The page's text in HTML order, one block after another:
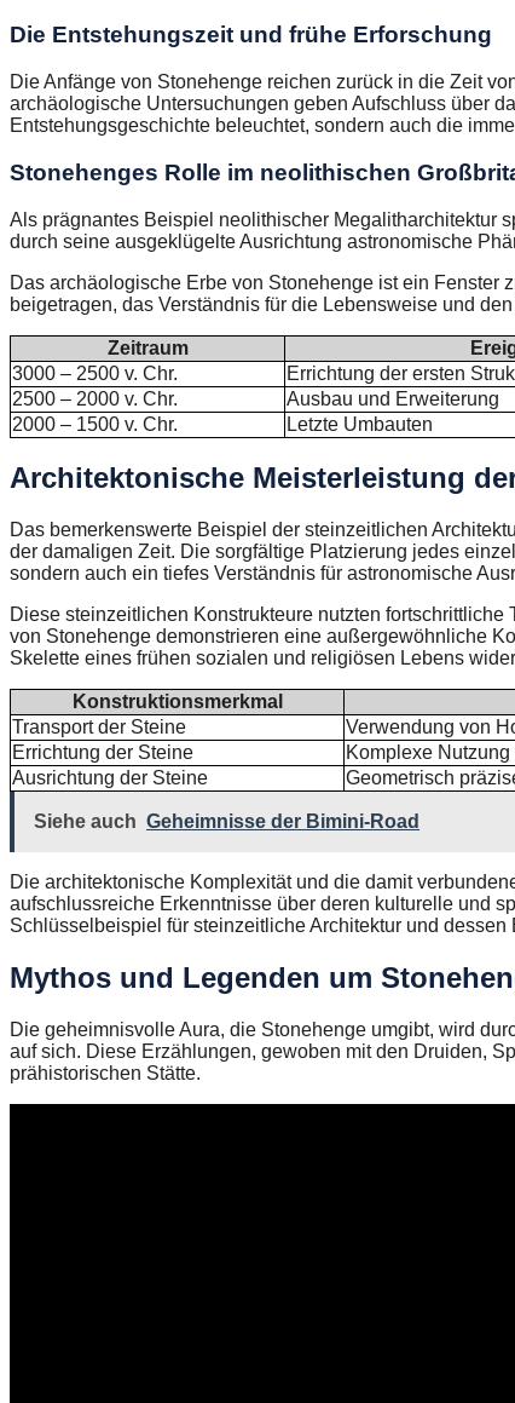
Die Entstehungszeit und frühe Erforschung
Die Anfänge von Stonehenge reichen zurück in die Zeit
archäologische Untersuchungen geben Aufschluss über
Entstehungsgeschichte beleuchtet, sondern auch die
Stonehenges Rolle im neolithischen
Als prägnantes Beispiel neolithischer Megalitharchitektur
durch seine ausgeklügelte Ausrichtung astronomische
Das archäologische Erbe von Stonehenge ist ein
beigetragen, das Verständnis für die Lebensweise und
Zeitraum
3000 – 2500 v. Chr.
Errichtung der ersten
2500 – 2000 v. Chr.
Ausbau und Erweiterung
2000 – 1500 v. Chr.
Letzte Umbauten
Architektonische Meisterleistung
Das bemerkenswerte Beispiel der steinzeitlichen
der damaligen Zeit. Die sorgfältige Platzierung jedes
sondern auch ein tiefes Verständnis für astronomische
Diese steinzeitlichen Konstrukteure nutzten
von Stonehenge demonstrieren eine außergewöhnliche
Skelette eines frühen sozialen und religiösen Lebens
Konstruktionsmerkmal
Transport der Steine
Verwendung von
Errichtung der Steine
Komplexe
Ausrichtung der Steine
Geometrisch
Siehe auch Geheimnisse der Bimini-Road
Die architektonische Komplexität und die damit
aufschlussreiche Erkenntnisse über deren kulturelle und
Schlüsselbeispiel für steinzeitliche Architektur und
Mythos und Legenden um
Die geheimnisvolle Aura, die Stonehenge umgibt, wird
auf sich. Diese Erzählungen, gewoben mit den Druiden,
prähistorischen Stätte.